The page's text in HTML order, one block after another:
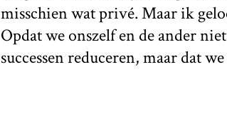
misschien wat privé. Maar ik
Opdat we onszelf en de ander
successen reduceren, maar dat